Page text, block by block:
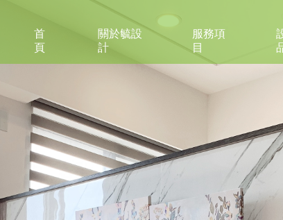
首
頁
關於毓設
計
服務項
目